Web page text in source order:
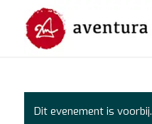
Dit evenement is voorbij.